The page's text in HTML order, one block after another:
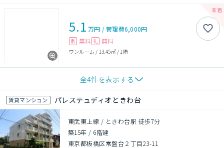
5.1 万円 /管理費6,000円
敷 無料 礼 無料
ワンルーム / 13.45㎡/ 1階
全4件を表示する
賃貸マンション パレステュディオときわ台
東武東上線 / ときわ台駅 徒歩7分
築15年 / 6階建
東京都板橋区常盤台２丁目23-11